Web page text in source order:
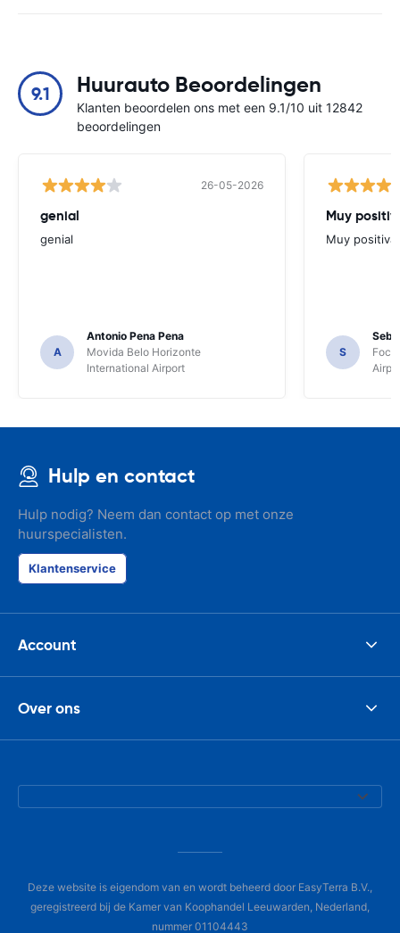
9.1 Huurauto Beoordelingen
Klanten beoordelen ons met een 9.1/10 uit 12842
beoordelingen
26-05-2026
genial
genial
A
Antonio Pena Pena
Movida Belo Horizonte
International Airport
Muy
Muy positiva
S
Foco
Hulp en contact
Hulp nodig? Neem dan contact op met onze
huurspecialisten.
Klantenservice
Account
Over ons
Deze website is eigendom van en wordt beheerd door EasyTerra B.V.,
geregistreerd bij de Kamer van Koophandel Leeuwarden, Nederland,
nummer 01104443